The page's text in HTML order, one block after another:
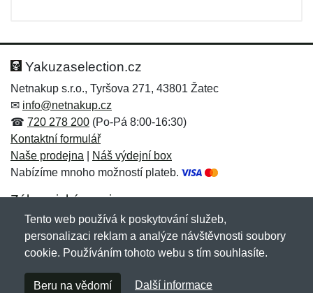
Yakuzaselection.cz
Netnakup s.r.o., Tyršova 271, 43801 Žatec
✉ info@netnakup.cz
☎ 720 278 200 (Po-Pá 8:00-16:30)
Kontaktní formulář
Naše prodejna
Náš výdejní box
Nabízíme mnoho možností plateb.
Zákaznický servis
Novinky emailem
Copyright © 2007-2026 (19 let s vámi)Netnakup.cz
Tento web používá k poskytování služeb,
personalizaci reklam a analýze návštěvnosti soubory
cookie. Používáním tohoto webu s tím souhlasíte.
Beru na vědomí Další informace